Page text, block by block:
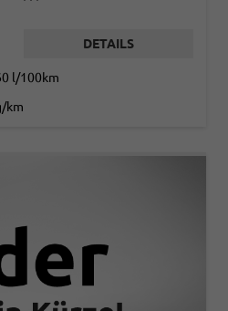
DETAILS
l/100km
km